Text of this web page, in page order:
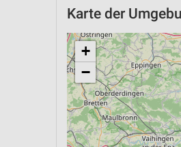
Karte der
+
−